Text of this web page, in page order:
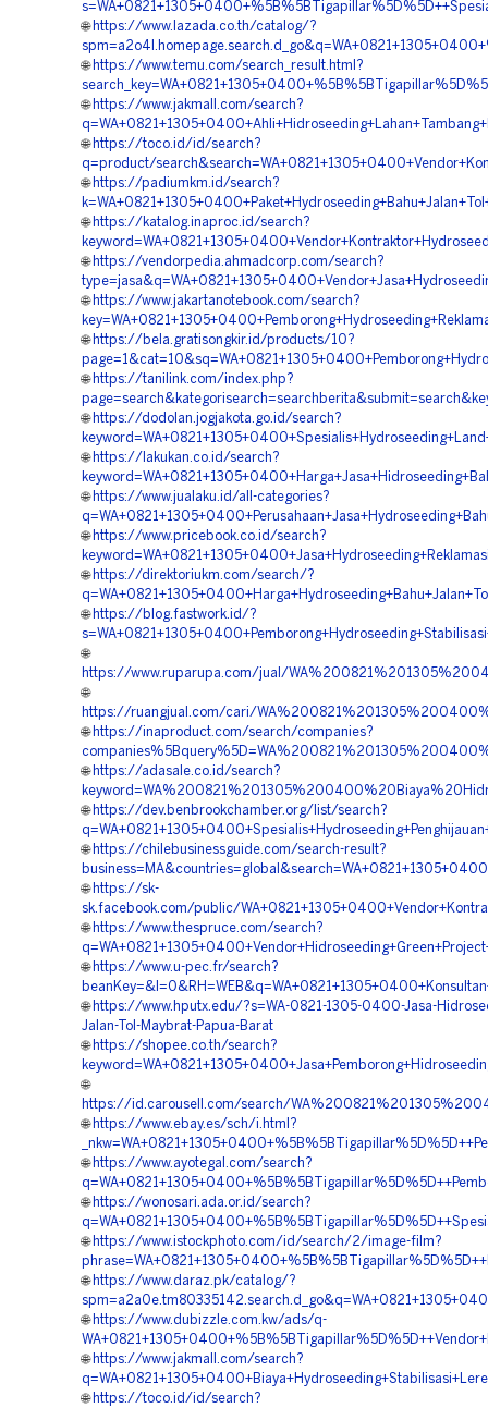
🌐 https://www.lazada.co.th/catalog/?
🌐 https://www.temu.com/search_result.html?
🌐 https://www.jakmall.com/search?
🌐 https://toco.id/id/search?
q=product/
🌐 https://padiumkm.id/search?
🌐 https://katalog.inaproc.id/search?
🌐 https://vendorpedia.ahmadcorp.com/search?
🌐 https://www.jakartanotebook.com/search?
🌐 https://bela.gratisongkir.id/products/10?
🌐 https://tanilink.com/index.php?
🌐 https://dodolan.jogjakota.go.id/search?
🌐 https://lakukan.co.id/search?
🌐 https://www.jualaku.id/all-categories?
🌐 https://www.pricebook.co.id/search?
🌐 https://direktoriukm.com/search/?
🌐 https://blog.fastwork.id/?
🌐
https://www.ruparupa.com/jual/
🌐
https://ruangjual.com/cari/
🌐 https://inaproduct.com/search/companies?
🌐 https://adasale.co.id/search?
🌐 https://dev.benbrookchamber.org/list/search?
🌐 https://chilebusinessguide.com/search-result?
🌐 https://sk-
sk.facebook.com/public/
🌐 https://www.thespruce.com/search?
🌐 https://www.u-pec.fr/search?
🌐 https://www.hputx.edu/?s=WA-0821-1305-0400-Jasa-
Jalan-Tol-Maybrat-Papua-Barat
🌐 https://shopee.co.th/search?
🌐
https://id.carousell.com/search/
🌐 https://www.ebay.es/sch/i.html?
🌐 https://www.ayotegal.com/search?
🌐 https://wonosari.ada.or.id/search?
🌐 https://www.istockphoto.com/id/search/2/image-film?
🌐 https://www.daraz.pk/catalog/?
🌐 https://www.dubizzle.com.kw/ads/q-
🌐 https://www.jakmall.com/search?
🌐 https://toco.id/id/search?